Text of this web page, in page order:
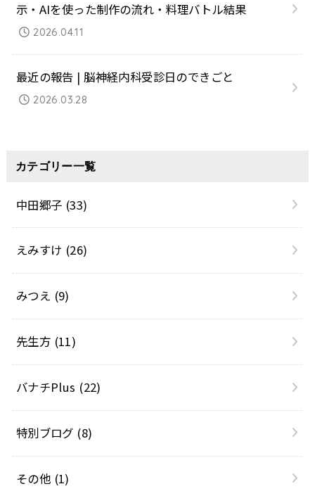
示・AIを使った制作の流れ・料理バトル結果
2026.04.11
最近の報告 | 脳神経内科受診日のできごと
2026.03.28
カテゴリー一覧
中田郷子 (33)
えみすけ (26)
みつえ (9)
先生方 (11)
バナチPlus (22)
特別ブログ (8)
その他 (1)